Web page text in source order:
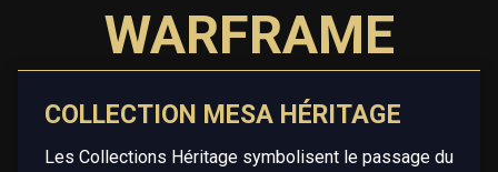
WARFRAME
COLLECTION MESA HÉRITAGE
Les Collections Héritage symbolisent le passage du